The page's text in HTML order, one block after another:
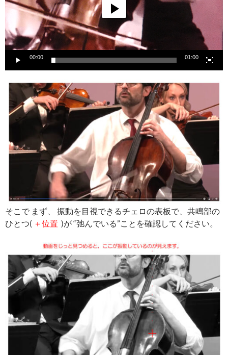
ー
00:00 01:00
そこで まず、 振動を目視できるチェロの表板で、共鳴部の
ひとつ( ＋位置 )が “弛んでいる”ことを確認してください。